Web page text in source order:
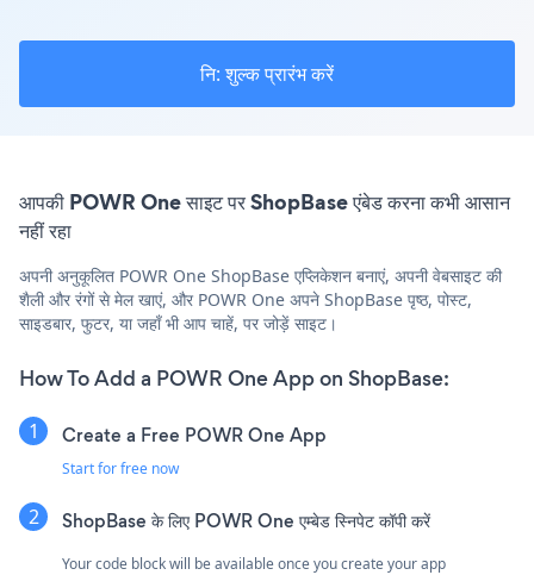
नि: शुल्क प्रारंभ करें
आपकी POWR One साइट पर ShopBase एंबेड करना कभी आसान
नहीं रहा
अपनी अनुकूलित POWR One ShopBase एप्लिकेशन बनाएं, अपनी वेबसाइट की
शैली और रंगों से मेल खाएं, और POWR One अपने ShopBase पृष्ठ, पोस्ट,
साइडबार, फुटर, या जहाँ भी आप चाहें, पर जोड़ें साइट।
How To Add a POWR One App on ShopBase:
Create a Free POWR One App
Start for free now
ShopBase के लिए POWR One एम्बेड स्निपेट कॉपी करें
Your code block will be available once you create your app